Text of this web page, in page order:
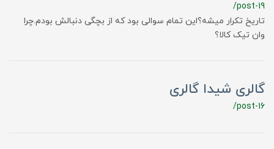
/post-19
تاریخ تکرار میشه؟این تمام سوالی بود که از بچگی دنبالش بودم.چرا
وان تیک کالا؟
گالری شیدا گالری
/post-16